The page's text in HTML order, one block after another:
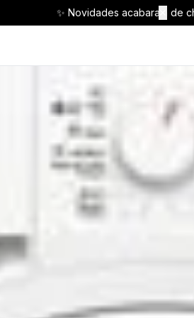
✨ Novidades acabaram de